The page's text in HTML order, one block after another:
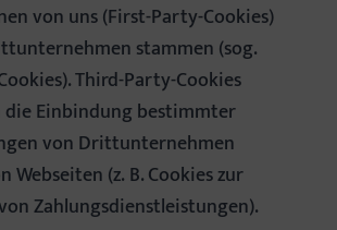
von uns (First-Party-Cookies)
stammen (sog.
Third-Party-Cookies
Einbindung bestimmter
von Drittunternehmen
Webseiten (z. B. Cookies zur
Zahlungsdienstleistungen).